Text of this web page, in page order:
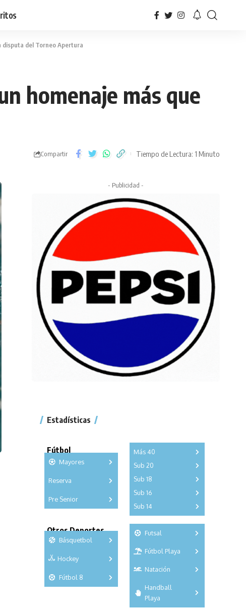
disputa del Torneo Apertura
homenaje más que
Compartir Tiempo de Lectura: 1 Minuto
- Publicidad -
Estadísticas
Fútbol
Mayores
ABC G
Reserva
A B
Pre Senior
Más 40
Sub 20
A
Sub 18
Copas
Sub 16
Series
Copas
Sub 14
Series
Otros Deportes
Básquetbol
A
3x3
Hockey
A B
Fútbol 8
Futsal
Masculino
Femenino
Fútbol Playa
Torneo
Natación
Torneo
Handball
Playa